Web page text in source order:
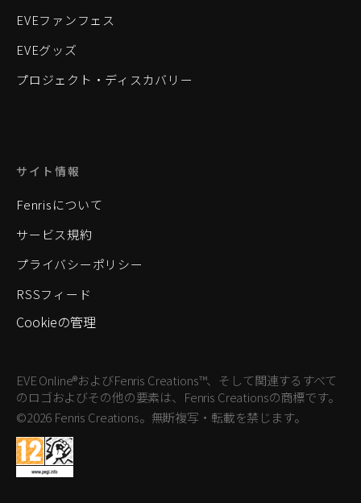
EVEファンフェス
EVEグッズ
プロジェクト・ディスカバリー
サイト情報
Fenrisについて
サービス規約
プライバシーポリシー
RSSフィード
Cookieの管理
EVE Online®およびFenris Creations™、そして関連するすべて
のロゴおよびその他の要素は、Fenris Creationsの商標です。
©2026 Fenris Creations。無断複写・転載を禁じます。